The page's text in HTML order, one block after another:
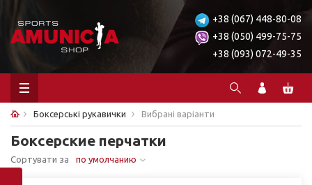
+38 (067) 448-80-08
+38 (050) 499-75-75
+38 (093) 072-49-35
Боксерські рукавички Вибрані варіанти
Боксерские перчатки
Сортувати за по умолчанию